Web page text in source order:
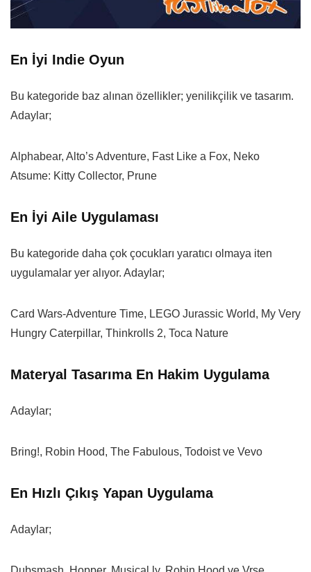
En İyi Indie Oyun
Bu kategoride baz alınan özellikler; yenilikçilik ve tasarım.
Adaylar;
Alphabear, Alto’s Adventure, Fast Like a Fox, Neko
Atsume: Kitty Collector, Prune
En İyi Aile Uygulaması
Bu kategoride daha çok çocukları yaratıcı olmaya iten
uygulamalar yer alıyor. Adaylar;
Card Wars-Adventure Time, LEGO Jurassic World, My Very
Hungry Caterpillar, Thinkrolls 2, Toca Nature
Materyal Tasarıma En Hakim Uygulama
Adaylar;
Bring!, Robin Hood, The Fabulous, Todoist ve Vevo
En Hızlı Çıkış Yapan Uygulama
Adaylar;